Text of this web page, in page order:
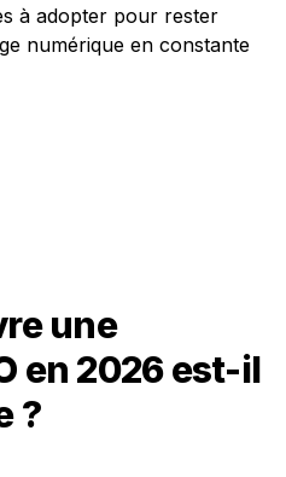
à adopter pour rester
numérique en constante
une
en 2026 est-il
?